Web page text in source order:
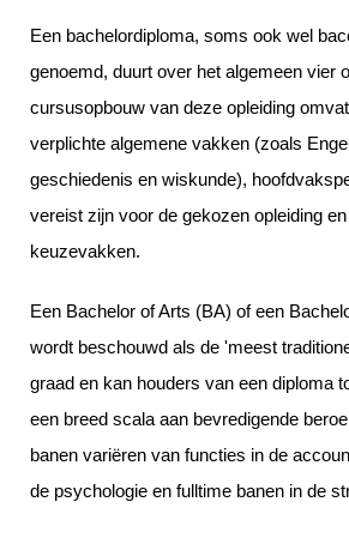
Een bachelordiploma, soms ook wel
genoemd, duurt over het algemeen vier
cursusopbouw van deze opleiding
verplichte algemene vakken (zoals
geschiedenis en wiskunde),
vereist zijn voor de gekozen opleiding
keuzevakken.
Een Bachelor of Arts (BA) of een
wordt beschouwd als de 'meest
graad en kan houders van een diploma
een breed scala aan bevredigende
banen variëren van functies in de
de psychologie en fulltime banen in de